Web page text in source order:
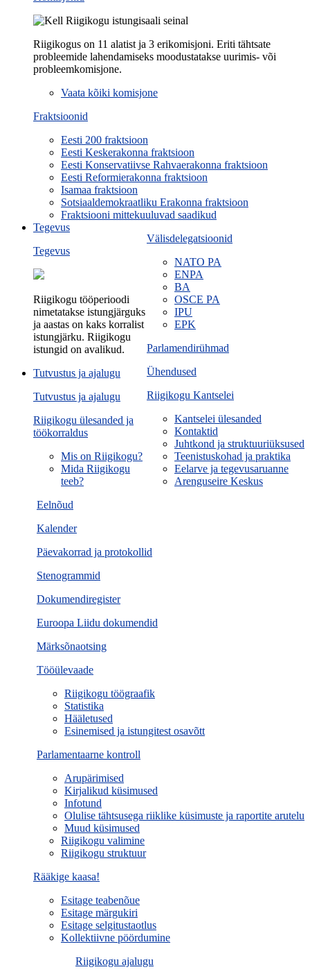
Riigikogus on 11 alatist ja 3 erikomisjoni. Eriti tähtsate
probleemide lahendamiseks moodustatakse uurimis- või
probleemkomisjone.
Vaata kõiki komisjone
Fraktsioonid
Eesti 200 fraktsioon
Eesti Keskerakonna fraktsioon
Eesti Konservatiivse Rahvaerakonna fraktsioon
Eesti Reformierakonna fraktsioon
Isamaa fraktsioon
Sotsiaaldemokraatliku Erakonna fraktsioon
Fraktsiooni mittekuuluvad saadikud
Välisdelegatsioonid
NATO PA
ENPA
BA
OSCE PA
IPU
EPK
Parlamendirühmad
Ühendused
Riigikogu Kantselei
Kantselei ülesanded
Kontaktid
Juhtkond ja struktuuriüksused
Teenistuskohad ja praktika
Eelarve ja tegevusaruanne
Arenguseire Keskus
Tegevus
Tegevus
Riigikogu tööperioodi
nimetatakse istungjärguks
ja aastas on kaks korralist
istungjärku. Riigikogu
istungid on avalikud.
Eelnõud
Kalender
Päevakorrad ja protokollid
Stenogrammid
Dokumendiregister
Euroopa Liidu dokumendid
Märksõnaotsing
Tööülevaade
Riigikogu töögraafik
Statistika
Hääletused
Esinemised ja istungitest osavõtt
Parlamentaarne kontroll
Arupärimised
Kirjalikud küsimused
Infotund
Olulise tähtsusega riiklike küsimuste ja raportite arutelu
Muud küsimused
Tutvustus ja ajalugu
Tutvustus ja ajalugu
Riigikogu ülesanded ja
töökorraldus
Mis on Riigikogu?
Mida Riigikogu
teeb?
Riigikogu valimine
Riigikogu struktuur
Rääkige kaasa!
Esitage teabenõue
Esitage märgukiri
Esitage selgitustaotlus
Kollektiivne pöördumine
Riigikogu ajalugu